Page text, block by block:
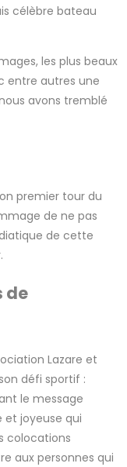
célèbre bateau
les plus beaux
entre autres une
avons tremblé
premier tour du
de ne pas
de cette
de
Lazare et
défi sportif :
le message
et joyeuse qui
colocations
aux personnes qui